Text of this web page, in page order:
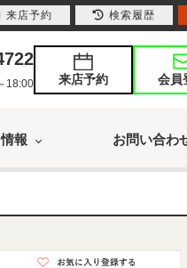
18:00 来店予約 会員
報 お問い合わ
来店予約 検索履歴